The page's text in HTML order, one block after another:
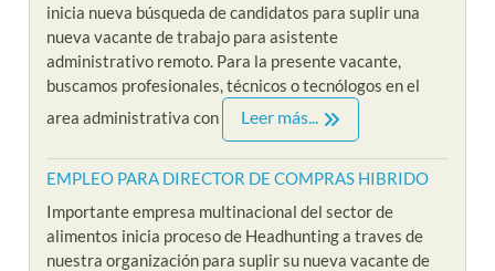
inicia nueva búsqueda de candidatos para suplir una
nueva vacante de trabajo para asistente
administrativo remoto. Para la presente vacante,
buscamos profesionales, técnicos o tecnólogos en el
area administrativa con
Leer más...
EMPLEO PARA DIRECTOR DE COMPRAS HIBRIDO
Importante empresa multinacional del sector de
alimentos inicia proceso de Headhunting a traves de
nuestra organización para suplir su nueva vacante de